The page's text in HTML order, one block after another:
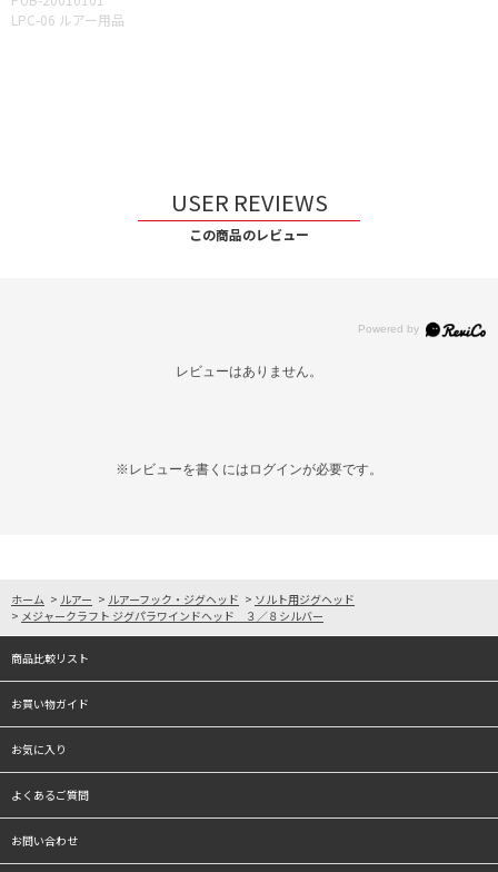
LPC-06 ルアー用品
USER REVIEWS
この商品のレビュー
レビューはありません。
※レビューを書くには ログインが必要です。
ホーム > ルアー > ルアーフック・ジグヘッド > ソルト用ジグヘッド
> メジャークラフト ジグパラワインドヘッド ３／８シルバー
商品比較リスト
お買い物ガイド
お気に入り
よくあるご質問
お問い合わせ